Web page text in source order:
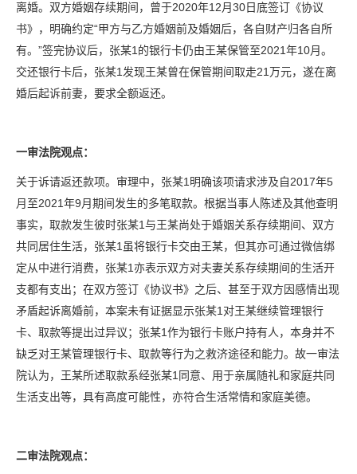
离婚。双方婚姻存续期间，曾于2020年12月30日底签订《协议
书》，明确约定“甲方与乙方婚姻前及婚姻后，各自财产归各自所
有。”签完协议后，张某1的银行卡仍由王某保管至2021年10月。
交还银行卡后，张某1发现王某曾在保管期间取走21万元，遂在离
婚后起诉前妻，要求全额返还。
一审法院观点：
关于诉请返还款项。审理中，张某1明确该项请求涉及自2017年5
月至2021年9月期间发生的多笔取款。根据当事人陈述及其他查明
事实，取款发生彼时张某1与王某尚处于婚姻关系存续期间、双方
共同居住生活，张某1虽将银行卡交由王某，但其亦可通过微信绑
定从中进行消费，张某1亦表示双方对夫妻关系存续期间的生活开
支都有支出；在双方签订《协议书》之后、甚至于双方因感情出现
矛盾起诉离婚前，本案未有证据显示张某1对王某继续管理银行
卡、取款等提出过异议；张某1作为银行卡账户持有人，本身并不
缺乏对王某管理银行卡、取款等行为之救济途径和能力。故一审法
院认为，王某所述取款系经张某1同意、用于亲属随礼和家庭共同
生活支出等，具有高度可能性，亦符合生活常情和家庭美德。
二审法院观点：